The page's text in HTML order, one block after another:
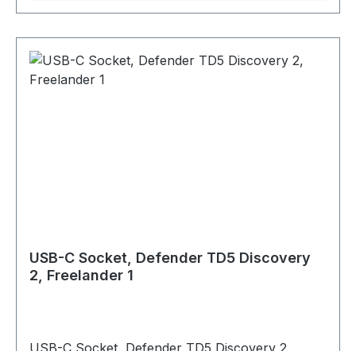
USB-C Socket, Defender TD5 Discovery
2, Freelander 1
USB-C Socket, Defender TD5 Discovery 2,